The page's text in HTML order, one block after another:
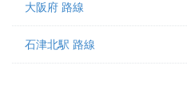
大阪府 路線
石津北駅 路線